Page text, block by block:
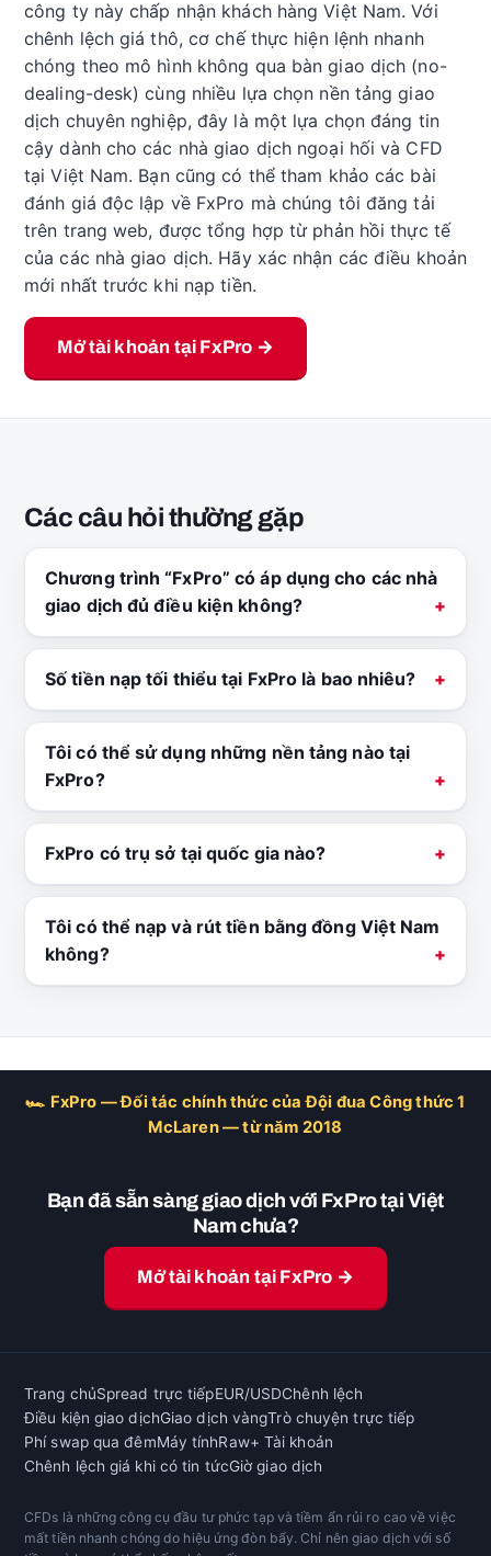
công ty này chấp nhận khách hàng Việt Nam. Với
chênh lệch giá thô, cơ chế thực hiện lệnh nhanh
chóng theo mô hình không qua bàn giao dịch (no-
dealing-desk) cùng nhiều lựa chọn nền tảng giao
dịch chuyên nghiệp, đây là một lựa chọn đáng tin
cậy dành cho các nhà giao dịch ngoại hối và CFD
tại Việt Nam. Bạn cũng có thể tham khảo các bài
đánh giá độc lập về FxPro mà chúng tôi đăng tải
trên trang web, được tổng hợp từ phản hồi thực tế
của các nhà giao dịch. Hãy xác nhận các điều khoản
mới nhất trước khi nạp tiền.
Mở tài khoản tại FxPro →
Các câu hỏi thường gặp
Chương trình “FxPro” có áp dụng cho các nhà
giao dịch đủ điều kiện không?
Số tiền nạp tối thiểu tại FxPro là bao nhiêu?
Tôi có thể sử dụng những nền tảng nào tại
FxPro?
FxPro có trụ sở tại quốc gia nào?
Tôi có thể nạp và rút tiền bằng đồng Việt Nam
không?
🏎 FxPro — Đối tác chính thức của Đội đua Công thức 1
McLaren — từ năm 2018
Bạn đã sẵn sàng giao dịch với FxPro tại Việt
Nam chưa?
Mở tài khoản tại FxPro →
Trang chủSpread trực tiếpEUR/USDChênh lệch
Điều kiện giao dịchGiao dịch vàngTrò chuyện trực tiếp
Phí swap qua đêmMáy tínhRaw+ Tài khoản
Chênh lệch giá khi có tin tứcGiờ giao dịch
CFDs là những công cụ đầu tư phức tạp và tiềm ẩn rủi ro cao về việc
mất tiền nhanh chóng do hiệu ứng đòn bẩy. Chỉ nên giao dịch với số